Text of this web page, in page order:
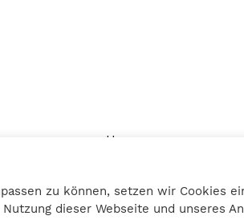
Home
Kontakt
zu können, setzen wir Cookies
dieser Webseite und unseres